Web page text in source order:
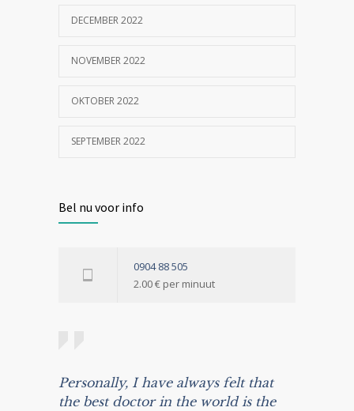
DECEMBER 2022
NOVEMBER 2022
OKTOBER 2022
SEPTEMBER 2022
Bel nu voor info
0904 88 505
2.00 € per minuut
Personally, I have always felt that
the best doctor in the world is the